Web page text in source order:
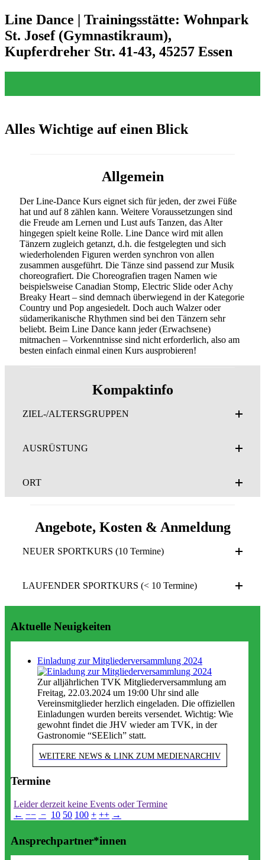
Line Dance | Trainingsstätte: Wohnpark
St. Josef (Gymnastikraum),
Kupferdreher Str. 41-43, 45257 Essen
Alles Wichtige auf einen Blick
Allgemein
Der Line-Dance Kurs eignet sich für jeden, der zwei Füße
hat und auf 8 zählen kann. Weitere Voraussetzungen sind
die Freude am Lernen und Lust aufs Tanzen, das Alter
hingegen spielt keine Rolle. Line Dance wird mit allen
Tänzern zugleich getanzt, d.h. die festgelegten und sich
wiederholenden Figuren werden synchron von allen
zusammen ausgeführt. Die Tänze sind passend zur Musik
choreografiert. Die Choreografien tragen Namen wie
beispielsweise Canadian Stomp, Electric Slide oder Achy
Breaky Heart – sind demnach überwiegend in der Kategorie
Country und Pop angesiedelt. Doch auch Walzer oder
südamerikanische Rhythmen sind bei den Tänzern sehr
beliebt. Beim Line Dance kann jeder (Erwachsene)
mitmachen – Vorkenntnisse sind nicht erforderlich, also am
besten einfach einmal einen Kurs ausprobieren!
Kompaktinfo
ZIEL-/ALTERSGRUPPEN
AUSRÜSTUNG
ORT
Angebote, Kosten & Anmeldung
NEUER SPORTKURS (10 Termine)
LAUFENDER SPORTKURS (< 10 Termine)
Aktuelle Neuigkeiten
Einladung zur Mitgliederversammlung 2024
Zur alljährlichen TVK Mitgliederversammlung am
Freitag, 22.03.2024 um 19:00 Uhr sind alle
Vereinsmitglieder herzlich eingeladen. Die offiziellen
Einladungen wurden bereits versendet. Wichtig: Wie
gewohnt findet die JHV wieder am TVK, in der
Gastronomie “SEElich” statt.
WEITERE NEWS & LINK ZUM MEDIENARCHIV
Termine
Leider derzeit keine Events oder Termine
← −− − 10 50 100 + ++ →
Ansprechpartner*innen